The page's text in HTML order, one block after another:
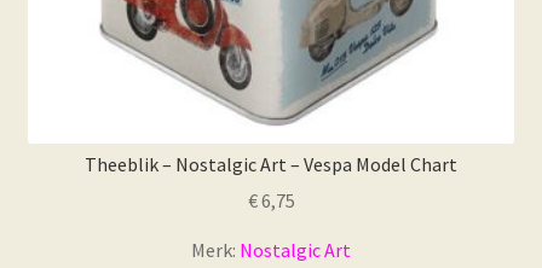
Theeblik – Nostalgic Art – Vespa Model Chart
€6,75
Merk: Nostalgic Art